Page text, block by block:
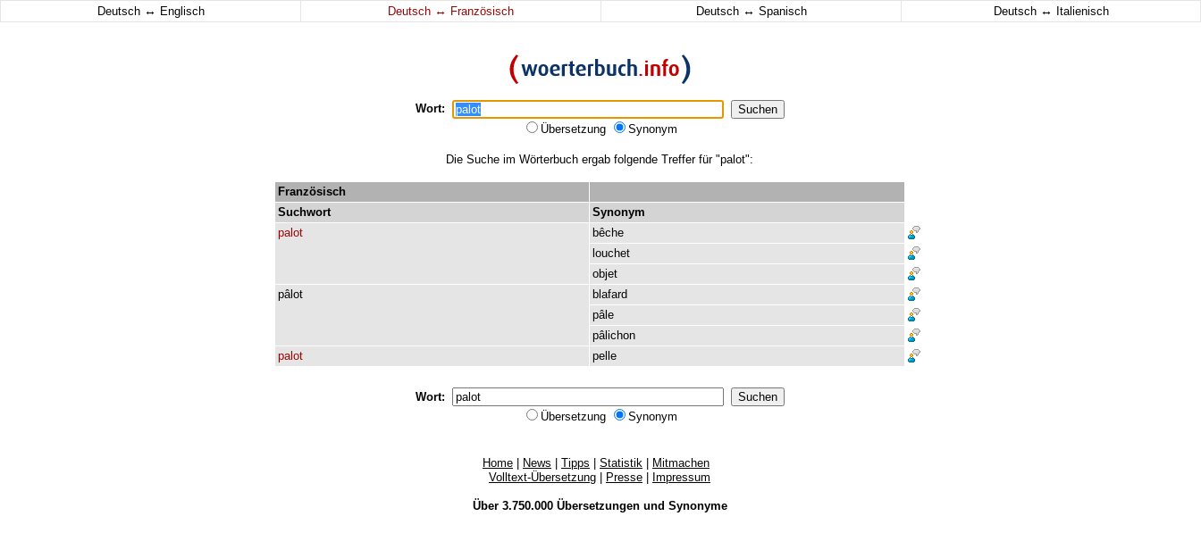
Deutsch ↔ Englisch Deutsch ↔ Französisch Deutsch ↔ Spanisch Deutsch ↔ Italienisch
Wort:
Übersetzung
Synonym
Die Suche im Wörterbuch ergab folgende Treffer für "palot":
Französisch
Suchwort
Synonym
palot
bêche
louchet
objet
pâlot
blafard
pâle
pâlichon
palot
pelle
Wort:
Übersetzung
Synonym
Home News Tipps Statistik
Mitmachen
Volltext-Übersetzung
Presse Impressum
Über 3.750.000 Übersetzungenund Synonyme